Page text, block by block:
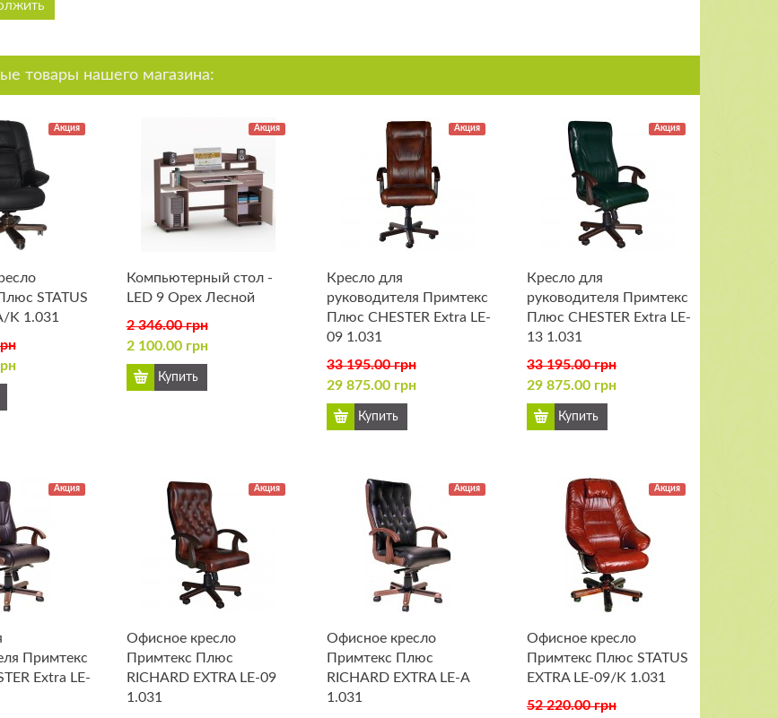
товары нашего магазина:
Акция
STATUS
K 1.031
Акция
Компьютерный стол -
LED 9 Орех Лесной
2 346.00 грн
2 100.00 грн
Акция
Кресло для
руководителя Примтекс
Плюс CHESTER Extra LE-
09 1.031
33 195.00 грн
29 875.00 грн
Акция
Кресло для
руководителя Примтекс
Плюс CHESTER Extra LE-
13 1.031
33 195.00 грн
29 875.00 грн
Акция
Примтекс
Extra LE-
Акция
Офисное кресло
Примтекс Плюс
RICHARD EXTRA LE-09
1.031
Акция
Офисное кресло
Примтекс Плюс
RICHARD EXTRA LE-А
1.031
Акция
Офисное кресло
Примтекс Плюс STATUS
EXTRA LE-09/K 1.031
52 220.00 грн